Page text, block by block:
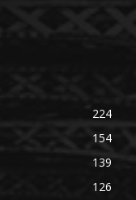
224
154
139
126